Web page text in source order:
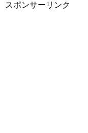
スポンサーリンク